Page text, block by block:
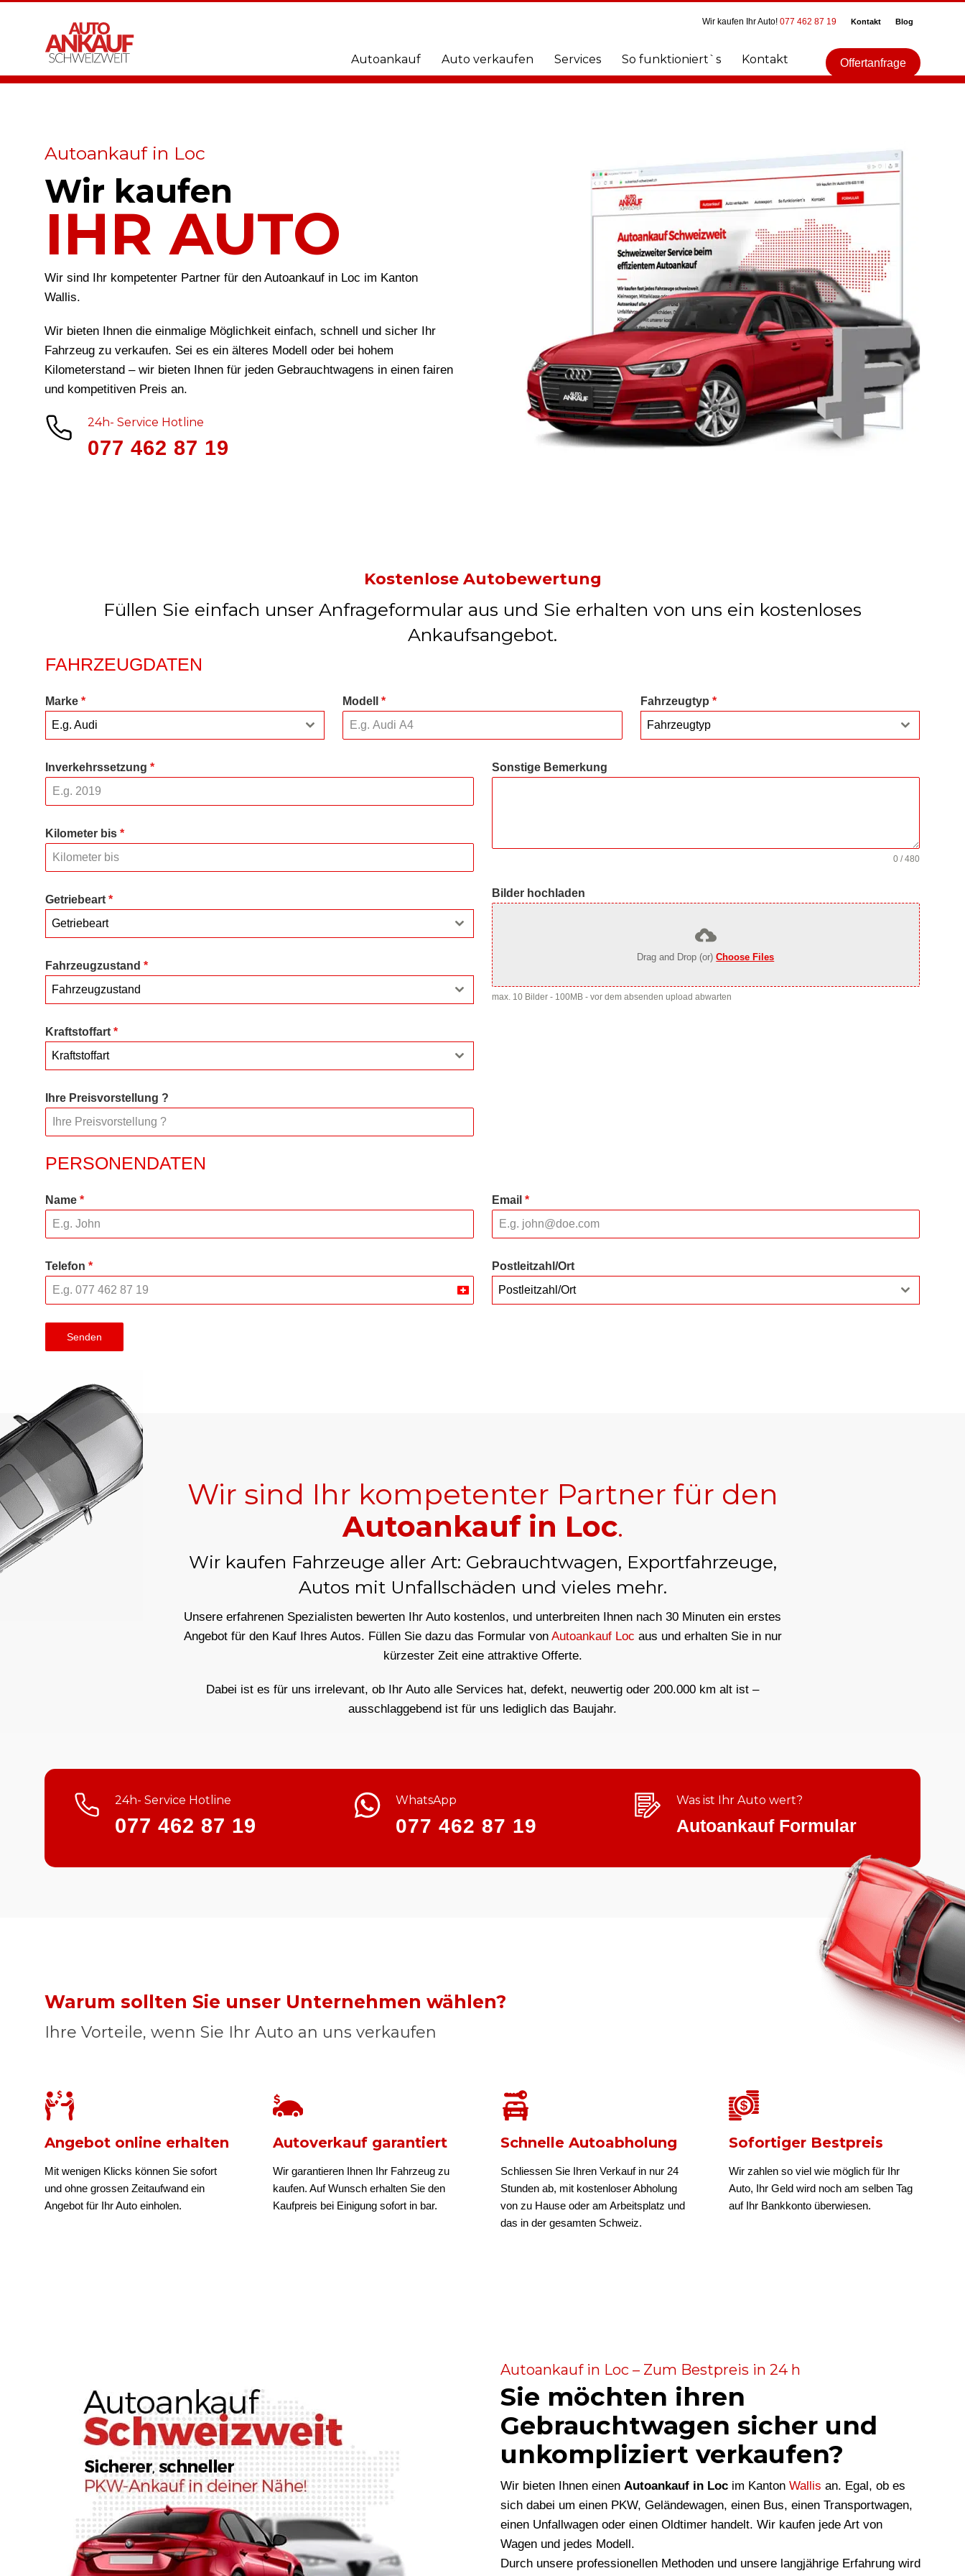
Wir kaufen Ihr Auto! 077 462 87 19 Kontakt Blog
Autoankauf Auto verkaufen Services So funktioniert`s Kontakt Offertanfrage
Autoankauf in Loc
Wir kaufen
IHR AUTO
Wir sind Ihr kompetenter Partner für den Autoankauf in Loc im Kanton
Wallis.
Wir bieten Ihnen die einmalige Möglichkeit einfach, schnell und sicher Ihr
Fahrzeug zu verkaufen. Sei es ein älteres Modell oder bei hohem
Kilometerstand – wir bieten Ihnen für jeden Gebrauchtwagens in einen fairen
und kompetitiven Preis an.
24h- Service Hotline
077 462 87 19
Kostenlose Autobewertung
Füllen Sie einfach unser Anfrageformular aus und Sie erhalten von uns ein kostenloses
Ankaufsangebot.
FAHRZEUGDATEN
Marke *
E.g. Audi
Modell* Fahrzeugtyp *
Fahrzeugtyp
Inverkehrssetzung *
Kilometer bis *
Getriebeart *
Getriebeart
Fahrzeugzustand *
Fahrzeugzustand
Kraftstoffart *
Kraftstoffart
Ihre Preisvorstellung ?
Sonstige Bemerkung
0 / 480
Bilder hochladen
Drag and Drop (or)Choose Files
max. 10 Bilder - 100MB - vor dem absenden upload abwarten
PERSONENDATEN
Name * Email *
Telefon *
Switzerland
Postleitzahl/Ort
Postleitzahl/Ort
Senden
Wir sind Ihr kompetenter Partner für den
Autoankauf in Loc.
Wir kaufen Fahrzeuge aller Art: Gebrauchtwagen, Exportfahrzeuge,
Autos mit Unfallschäden und vieles mehr.
Unsere erfahrenen Spezialisten bewerten Ihr Auto kostenlos, und unterbreiten Ihnen nach 30 Minuten ein erstes
Angebot für den Kauf Ihres Autos. Füllen Sie dazu das Formular von Autoankauf Loc aus und erhalten Sie in nur
kürzester Zeit eine attraktive Offerte.
Dabei ist es für uns irrelevant, ob Ihr Auto alle Services hat, defekt, neuwertig oder 200.000 km alt ist –
ausschlaggebend ist für uns lediglich das Baujahr.
24h- Service Hotline
077 462 87 19
WhatsApp
077 462 87 19
Was ist Ihr Auto wert?
Autoankauf Formular
Warum sollten Sie unser Unternehmen wählen?
Ihre Vorteile, wenn Sie Ihr Auto an uns verkaufen
Angebot online erhalten
Mit wenigen Klicks können Sie sofort
und ohne grossen Zeitaufwand ein
Angebot für Ihr Auto einholen.
Autoverkauf garantiert
Wir garantieren Ihnen Ihr Fahrzeug zu
kaufen. Auf Wunsch erhalten Sie den
Kaufpreis bei Einigung sofort in bar.
Schnelle Autoabholung
Schliessen Sie Ihren Verkauf in nur 24
Stunden ab, mit kostenloser Abholung
von zu Hause oder am Arbeitsplatz und
das in der gesamten Schweiz.
Sofortiger Bestpreis
Wir zahlen so viel wie möglich für Ihr
Auto, Ihr Geld wird noch am selben Tag
auf Ihr Bankkonto überwiesen.
Autoankauf in Loc – Zum Bestpreis in 24 h
Sie möchten ihren
Gebrauchtwagen sicher und
unkompliziert verkaufen?
Wir bieten Ihnen einen Autoankauf in Loc im Kanton Wallis an. Egal, ob es
sich dabei um einen PKW, Geländewagen, einen Bus, einen Transportwagen,
einen Unfallwagen oder einen Oldtimer handelt. Wir kaufen jede Art von
Wagen und jedes Modell.
Durch unsere professionellen Methoden und unsere langjährige Erfahrung wird